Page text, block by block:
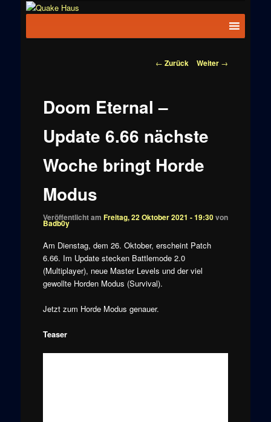
News zu
Beitragsnavigation
← Zurück Weiter →
Doom Eternal –
Update 6.66 nächste
Woche bringt Horde
Modus
Veröffentlicht am Freitag, 22 Oktober 2021 - 19:30von
Badb0y
Am Dienstag, dem 26. Oktober, erscheint Patch
6.66. Im Update stecken Battlemode 2.0
(Multiplayer), neue Master Levels und der viel
gewollte Horden Modus (Survival).
Jetzt zum Horde Modus genauer.
Teaser